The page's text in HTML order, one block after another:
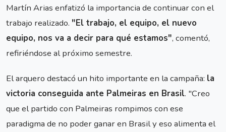
Martín Arias enfatizó la importancia de continuar con el
trabajo realizado. "El trabajo, el equipo, el nuevo
equipo, nos va a decir para qué estamos", comentó,
refiriéndose al próximo semestre.
El arquero destacó un hito importante en la campaña: la
victoria conseguida ante Palmeiras en Brasil. "Creo
que el partido con Palmeiras rompimos con ese
paradigma de no poder ganar en Brasil y eso alimenta el